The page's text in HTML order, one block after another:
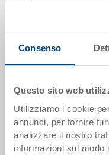
Consenso
Questo sito web
Utilizziamo i cookie
annunci, per fornire
analizzare il nostro
informazioni sul
Coperchi
alternato